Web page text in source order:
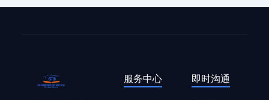
服务中心 即时沟通